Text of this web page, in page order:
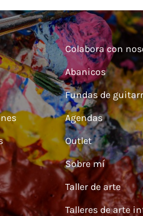
Colabora con
Abanicos
Fundas de
Agendas
Outlet
Sobre mí
Taller de arte
Talleres de arte